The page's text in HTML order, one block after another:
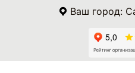
Ваш город: